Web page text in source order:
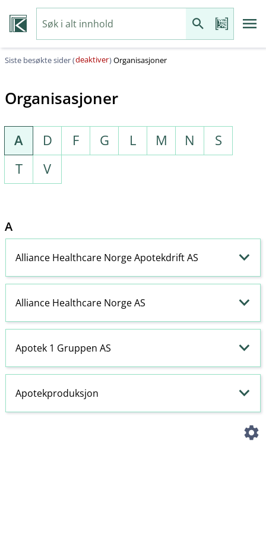
Siste besøkte sider (deaktiver)Organisasjoner
Organisasjoner
A D F G L M N
S
T
V
A
Alliance Healthcare Norge Apotekdrift AS
Alliance Healthcare Norge AS
Apotek 1 Gruppen AS
Apotekproduksjon